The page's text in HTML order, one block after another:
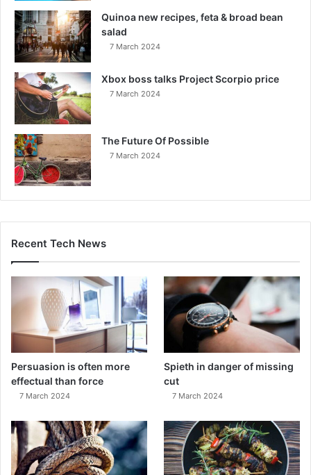
Quinoa new recipes, feta & broad bean
salad
7 March 2024
Xbox boss talks Project Scorpio price
7 March 2024
The Future Of Possible
7 March 2024
Recent Tech News
Persuasion is often more
effectual than force
7 March 2024
Spieth in danger of missing
cut
7 March 2024